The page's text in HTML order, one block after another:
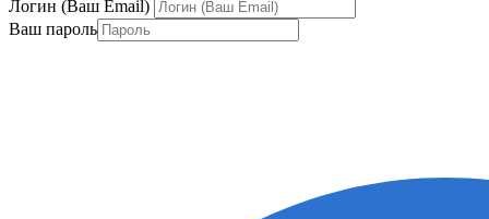
Логин (Ваш Email)
Ваш пароль